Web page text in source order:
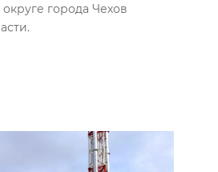
города Чехов